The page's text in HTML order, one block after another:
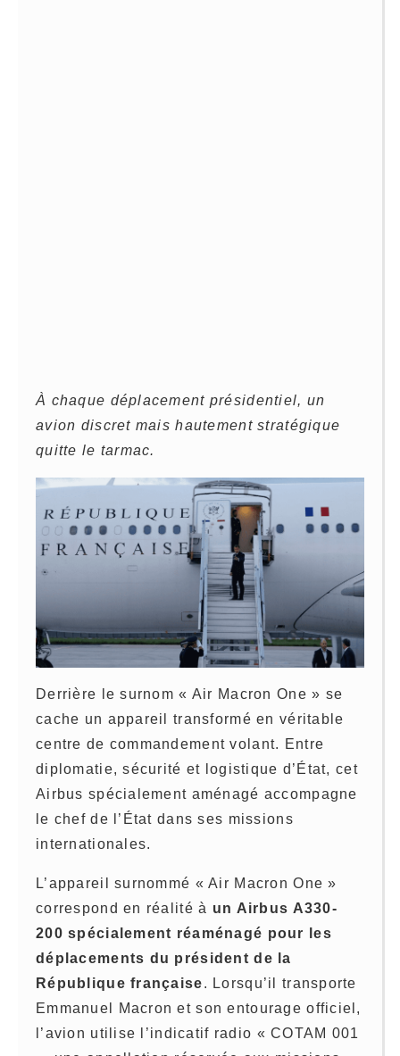
À chaque déplacement présidentiel, un
avion discret mais hautement stratégique
quitte le tarmac.
Derrière le surnom « Air Macron One » se
cache un appareil transformé en véritable
centre de commandement volant. Entre
diplomatie, sécurité et logistique d’État, cet
Airbus spécialement aménagé accompagne
le chef de l’État dans ses missions
internationales.
L’appareil surnommé « Air Macron One »
correspond en réalité à un Airbus A330-
200 spécialement réaménagé pour les
déplacements du président de la
République française. Lorsqu’il transporte
Emmanuel Macron et son entourage officiel,
l’avion utilise l’indicatif radio « COTAM 001